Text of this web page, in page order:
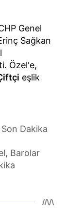
Genel
Sağkan
Özel'e,
eşlik
Son Dakika
Barolar